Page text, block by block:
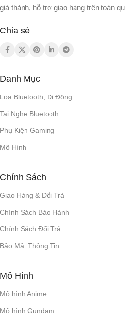
giá thành, hỗ trợ giao hàng trên toàn
Chia sẻ
Danh Mục
Loa Bluetooth, Di Động
Tai Nghe Bluetooth
Phụ Kiện Gaming
Mô Hình
Chính Sách
Giao Hàng & Đổi Trả
Chính Sách Bảo Hành
Chính Sách Đổi Trả
Bảo Mật Thông Tin
Mô Hình
Mô hình Anime
Mô hình Gundam